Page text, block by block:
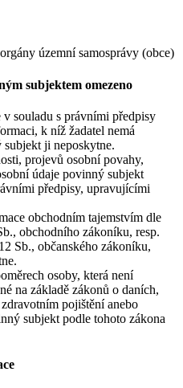
územní samosprávy (obce)
subjektem omezeno
souladu s právními předpisy
k níž žadatel nemá
ji neposkytne.
projevů osobní povahy,
údaje povinný subjekt
předpisy, upravujícími
obchodním tajemstvím dle
obchodního zákoníku, resp.
Sb., občanského zákoníku,
osoby, která není
na základě zákonů o daních,
pojištění anebo
subjekt podle tohoto zákona